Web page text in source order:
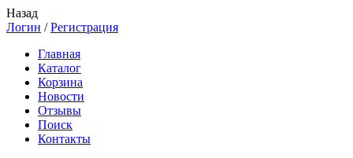
Назад
Логин /Регистрация
Главная
Каталог
Корзина
Новости
Отзывы
Поиск
Контакты